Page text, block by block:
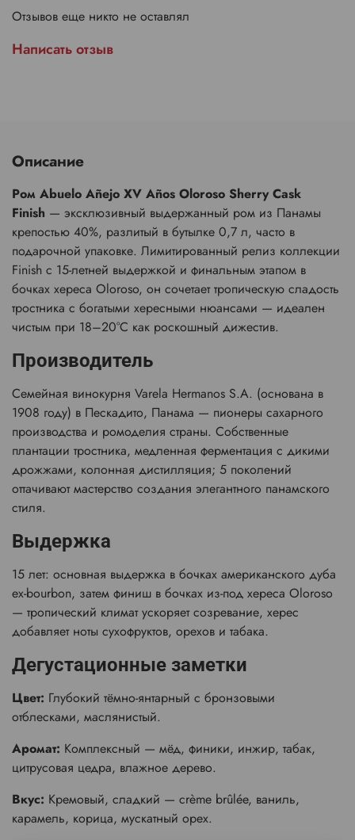
Отзывов еще никто не оставлял
Написать отзыв
Описание
Ром Abuelo Añejo XV Años Oloroso Sherry Cask
Finish — эксклюзивный выдержанный ром из Панамы
крепостью 40%, разлитый в бутылке 0,7 л, часто в
подарочной упаковке. Лимитированный релиз коллекции
Finish с 15-летней выдержкой и финальным этапом в
бочках хереса Oloroso, он сочетает тропическую сладость
тростника с богатыми хересными нюансами — идеален
чистым при 18–20°C как роскошный дижестив.
Производитель
Семейная винокурня Varela Hermanos S.A. (основана в
1908 году) в Пескадито, Панама — пионеры сахарного
производства и ромоделия страны. Собственные
плантации тростника, медленная ферментация с дикими
дрожжами, колонная дистилляция; 5 поколений
оттачивают мастерство создания элегантного панамского
стиля.
Выдержка
15 лет: основная выдержка в бочках американского дуба
ex-bourbon, затем финиш в бочках из-под хереса Oloroso
— тропический климат ускоряет созревание, херес
добавляет ноты сухофруктов, орехов и табака.
Дегустационные заметки
Цвет: Глубокий тёмно-янтарный с бронзовыми
отблесками, маслянистый.
Аромат: Комплексный — мёд, финики, инжир, табак,
цитрусовая цедра, влажное дерево.
Вкус: Кремовый, сладкий — crème brûlée, ваниль,
карамель, корица, мускатный орех.